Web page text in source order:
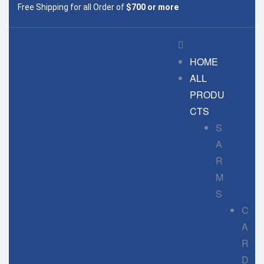
Free Shipping for all Order of $700 or more
HOME
ALL
PRODU
CTS
S
A
R
M
S
C
A
R
D